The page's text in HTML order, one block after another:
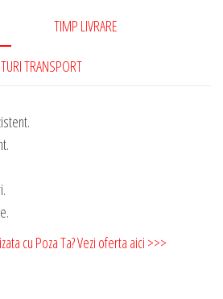
TIMP LIVRARE
TRANSPORT
cu Poza Ta? Vezi oferta aici >>>